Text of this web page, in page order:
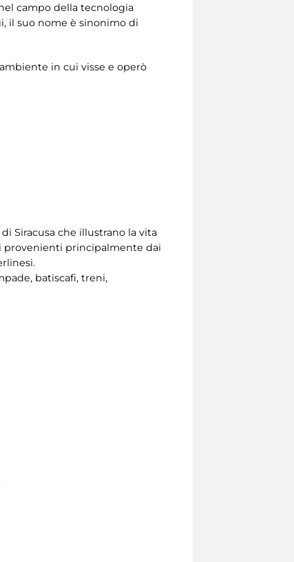
campo della tecnologia
il suo nome è sinonimo di
in cui visse e operò
Siracusa che illustrano la vita
provenienti principalmente dai
batiscafi, treni,